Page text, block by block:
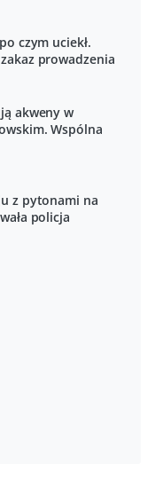
czym uciekł.
prowadzenia
akweny w
Wspólna
z pytonami na
policja